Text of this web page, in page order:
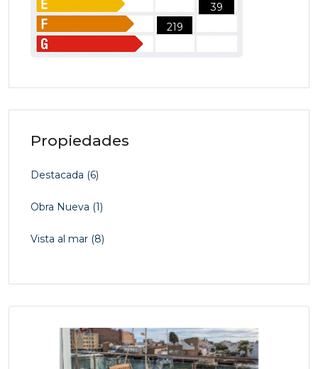
219
39
Propiedades
Destacada (6)
Obra Nueva (1)
Vista al mar (8)